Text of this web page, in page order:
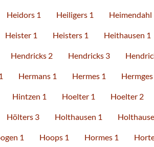
Heidors 1 Heiligers 1 Heimendahl
Heister 1 Heisters 1 Heithausen 1
Hendricks 2 Hendricks 3
Hermans 1 Hermes 1 Hermges
Hintzen 1 Hoelter 1 Hoelter 2
Hölters 3 Holthausen 1
1 Hoops 1 Hormes 1